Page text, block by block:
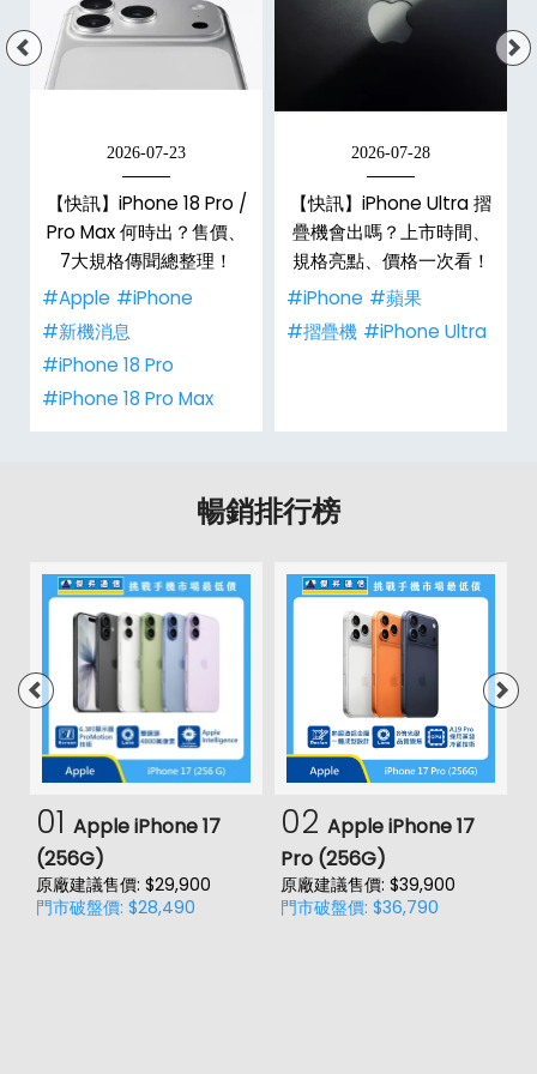
2026-07-23
【快訊】iPhone 18 Pro /
Pro Max 何時出？售價、
7大規格傳聞總整理！
#Apple #iPhone
#新機消息
#iPhone 18 Pro
#iPhone 18 Pro Max
2026-07-28
【快訊】iPhone Ultra 摺
疊機會出嗎？上市時間、
規格亮點、價格一次看！
#iPhone #蘋果
#摺疊機 #iPhone Ultra
暢銷排行榜
01 Apple iPhone 17
(256G)
原廠建議售價: $29,900
門市破盤價: $28,490
02 Apple iPhone 17
Pro (256G)
原廠建議售價: $39,900
門市破盤價: $36,790